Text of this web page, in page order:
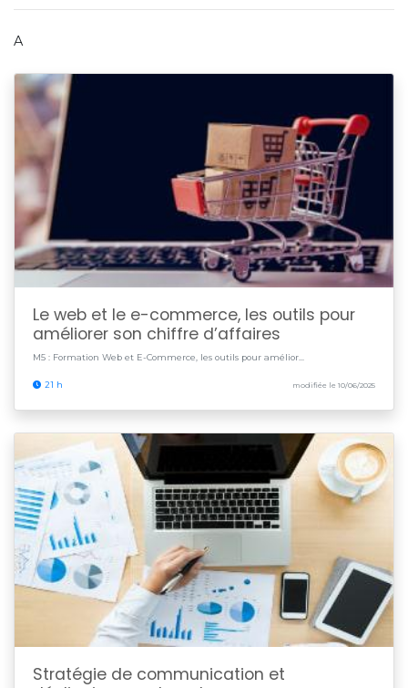
A
Le web et le e-commerce, les outils pour
améliorer son chiffre d’affaires
M5 : Formation Web et E-Commerce, les outils pour amélior...
21 h modifiée le 10/06/2025
Stratégie de communication et